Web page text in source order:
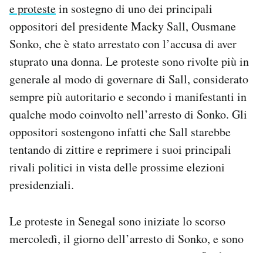
CALENDARIO
AREA PERSONALE
Newsletter
Notifiche mobile
Regala il Post
Hai bisogno di aiuto?
Esci
e protestein sostegno di uno dei principali
oppositori del presidente Macky Sall, Ousmane
Sonko, che è stato arrestato con l’accusa di aver
stuprato una donna. Le proteste sono rivolte più in
generale al modo di governare di Sall, considerato
sempre più autoritario e secondo i manifestanti in
qualche modo coinvolto nell’arresto di Sonko. Gli
oppositori sostengono infatti che Sall starebbe
tentando di zittire e reprimere i suoi principali
rivali politici in vista delle prossime elezioni
presidenziali.
Le proteste in Senegal sono iniziate lo scorso
mercoledì, il giorno dell’arresto di Sonko, e sono